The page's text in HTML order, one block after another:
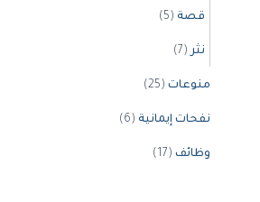
قصة (5)
نثر(7)
منوعات (25)
نفحات إيمانية (6)
وظائف (17)